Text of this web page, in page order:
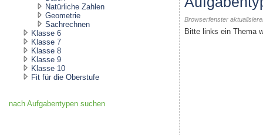
Natürliche Zahlen
Geometrie
Sachrechnen
Klasse 6
Klasse 7
Klasse 8
Klasse 9
Klasse 10
Fit für die Oberstufe
nach Aufgabentypen suchen
Browserfenster
Bitte links ein Thema